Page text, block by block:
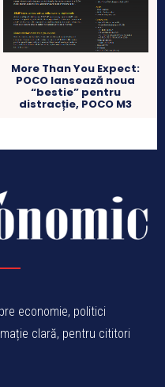
More Than You Expect:
POCO lansează noua
“bestie” pentru
distracție, POCO M3
economie, politici
clară, pentru cititori